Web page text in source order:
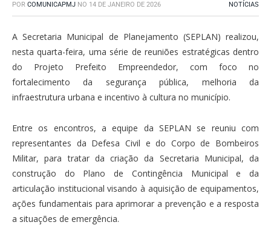
POR COMUNICAPMJ NO 14 DE JANEIRO DE 2026 NOTÍCIAS
A Secretaria Municipal de Planejamento (SEPLAN) realizou,
nesta quarta-feira, uma série de reuniões estratégicas dentro
do Projeto Prefeito Empreendedor, com foco no
fortalecimento da segurança pública, melhoria da
infraestrutura urbana e incentivo à cultura no município.
Entre os encontros, a equipe da SEPLAN se reuniu com
representantes da Defesa Civil e do Corpo de Bombeiros
Militar, para tratar da criação da Secretaria Municipal, da
construção do Plano de Contingência Municipal e da
articulação institucional visando à aquisição de equipamentos,
ações fundamentais para aprimorar a prevenção e a resposta
a situações de emergência.